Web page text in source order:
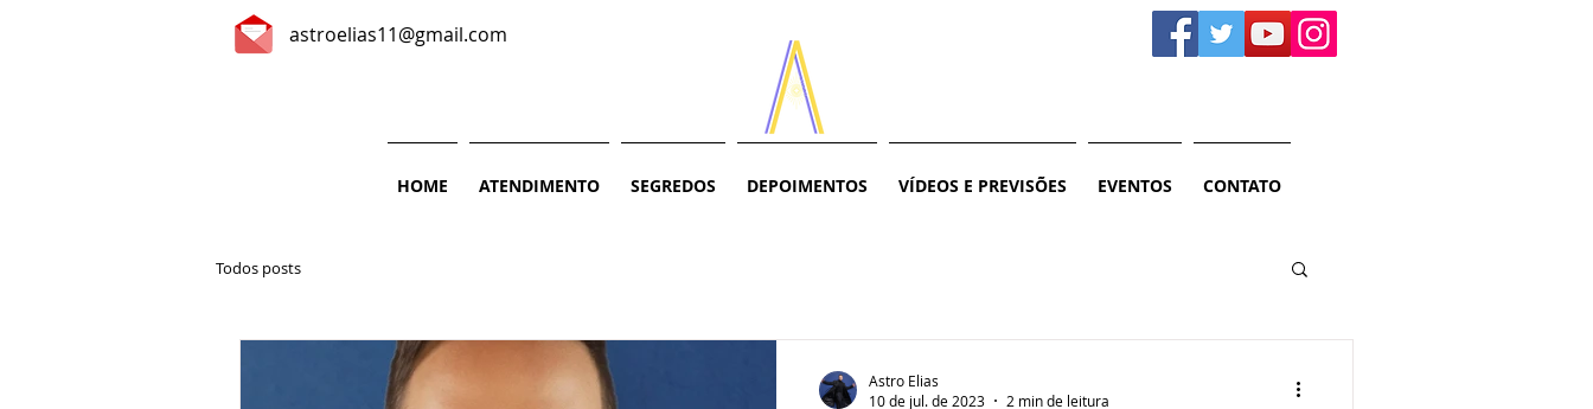
astroelias11@gmail.com
HOME ATENDIMENTO SEGREDOS DEPOIMENTOS VÍDEOS E PREVISÕES EVENTOS CONTATO
Todos posts
Astro Elias
10 de jul. de 2023
2 min de leitura